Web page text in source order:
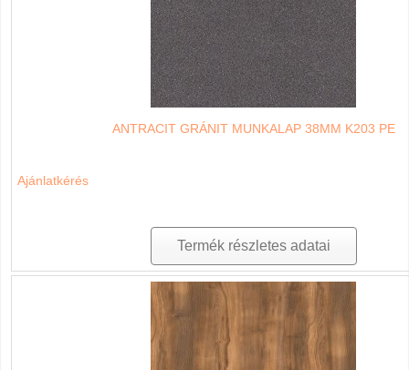
ANTRACIT GRÁNIT MUNKALAP 38MM K203 PE
Ajánlatkérés
Termék részletes adatai